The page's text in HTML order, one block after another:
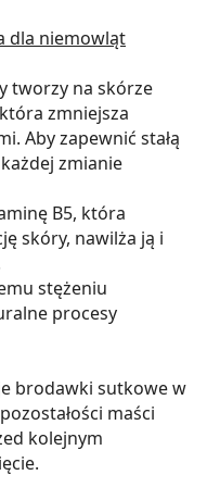
dla niemowląt
tworzy na skórze
zmniejsza
Aby zapewnić stałą
zmianie
B5, która
skóry, nawilża ją i
stężeniu
procesy
brodawki sutkowe w
maści
kolejnym